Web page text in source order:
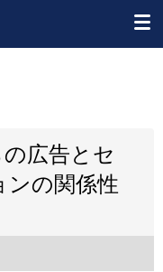
広告とセ
ンの関係性